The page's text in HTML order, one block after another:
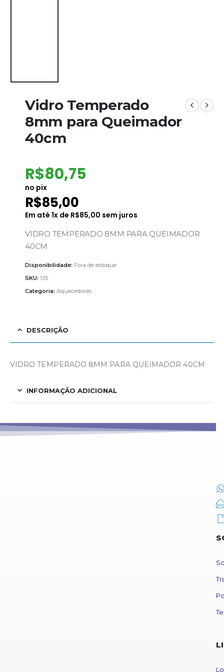
Vidro Temperado
8mm para Queimador
40cm
R$80,75
no pix
R$85,00
Em até 1x de R$85,00 sem juros
VIDRO TEMPERADO 8MM PARA QUEIMADOR
40CM
Disponibilidade: Fora de estoque
SKU: 135
Categoria: Aquecedores
DESCRIÇÃO
VIDRO TEMPERADO 8MM PARA QUEIMADOR 40CM
INFORMAÇÃO ADICIONAL